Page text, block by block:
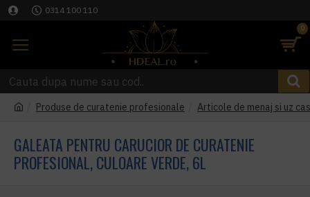
0314 100 110
0
Produse de curatenie profesionale Articole de menaj si uz
GALEATA PENTRU CARUCIOR DE CURATENIE
PROFESIONAL, CULOARE VERDE, 6L